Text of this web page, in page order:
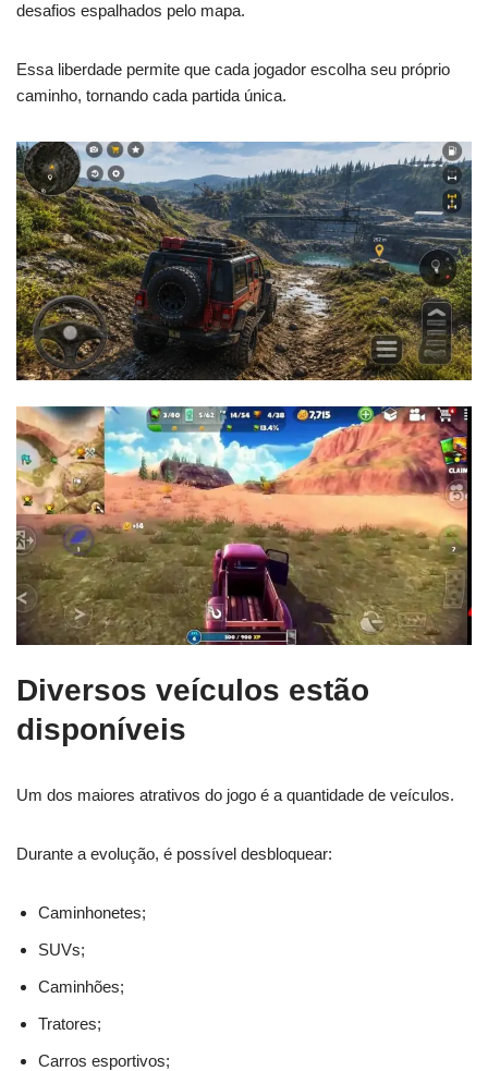
desafios espalhados pelo mapa.
Essa liberdade permite que cada jogador escolha seu próprio
caminho, tornando cada partida única.
Diversos veículos estão
disponíveis
Um dos maiores atrativos do jogo é a quantidade de veículos.
Durante a evolução, é possível desbloquear:
Caminhonetes;
SUVs;
Caminhões;
Tratores;
Carros esportivos;